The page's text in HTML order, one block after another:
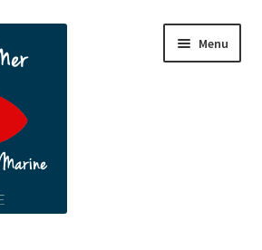
Menu